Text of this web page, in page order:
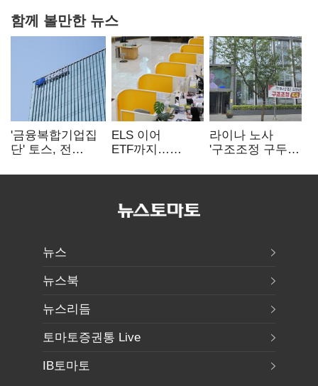
함께 볼만한 뉴스
'금융복합기업집
단' 토스, 전
표준화
ELS 이어
ETF까지…
제동 걸린 은행
라이나 노사
'구조조정 구두
뉴스
뉴스북
뉴스리듬
토마토증권통 Live
IB토마토